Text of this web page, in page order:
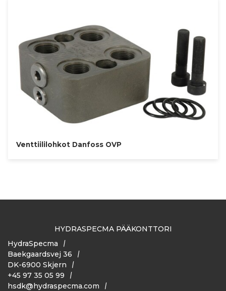
Venttiililohkot Danfoss OVP
HYDRASPECMA PÄÄKONTTORI
HydraSpecma
Baekgaardsvej 36
DK-6900 Skjern
+45 97 35 05 99
hsdk@hydraspecma.com